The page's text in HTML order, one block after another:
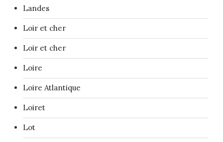
Landes
Loir et cher
Loir et cher
Loire
Loire Atlantique
Loiret
Lot